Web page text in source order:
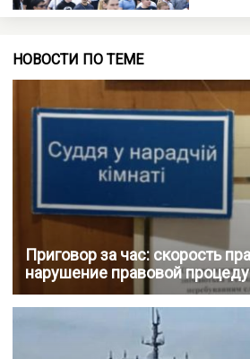
НОВОСТИ ПО ТЕМЕ
Приговор за час: скорость
нарушение правовой